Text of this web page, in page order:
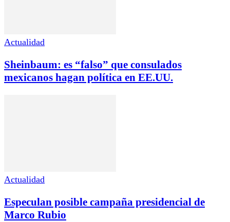
Actualidad
Sheinbaum: es “falso” que consulados
mexicanos hagan política en EE.UU.
Actualidad
Especulan posible campaña presidencial de
Marco Rubio